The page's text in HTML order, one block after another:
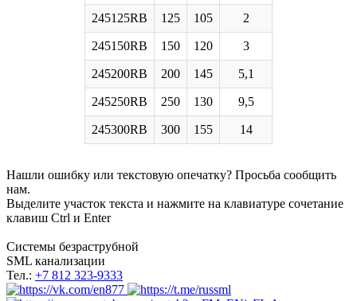
245125RB 125 105 2
245150RB 150 120 3
245200RB 200 145 5,1
245250RB 250 130 9,5
245300RB 300 155 14
Нашли ошибку или текстовую опечатку? Просьба сообщить
нам.
Выделите участок текста и нажмите на клавиатуре сочетание
клавиш Ctrl и Enter
Системы безраструбной
SML канализации
Тел.: +7 812 323-9333